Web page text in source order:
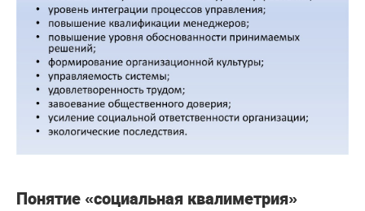
Понятие «социальная квалиметрия»